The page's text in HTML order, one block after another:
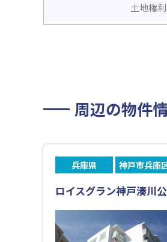
土地権利
周辺の物件
兵庫県 神戸市兵庫
ロイスグラン神戸湊川